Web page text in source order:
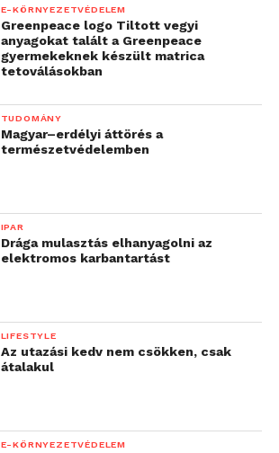
E-KÖRNYEZETVÉDELEM
Greenpeace logo Tiltott vegyi
anyagokat talált a Greenpeace
gyermekeknek készült matrica
tetoválásokban
TUDOMÁNY
Magyar–erdélyi áttörés a
természetvédelemben
IPAR
Drága mulasztás elhanyagolni az
elektromos karbantartást
LIFESTYLE
Az utazási kedv nem csökken, csak
átalakul
E-KÖRNYEZETVÉDELEM